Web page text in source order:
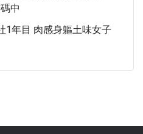
中
1年目 肉感身軀土味女子